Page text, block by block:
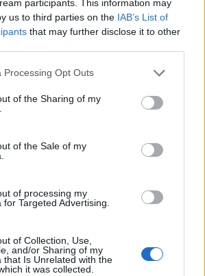
participants. This information may
us to third parties on the IAB’s List of
that may further disclose it to other
website/app uses one or more Google
or usage behaviour. You may click to
to Google and its third-party tags to
specified purposes in below Google
Processing Opt Outs
of the Sharing of my
of the Sale of my
of processing my
Targeted Advertising.
of Collection, Use,
and/or Sharing of my
that Is Unrelated with the
it was collected.
Det står mellom meg og Kristen
Hvem som går avgjøres ikke før i
behandling av fysioterapeuten i
i beina er den samme som den
kropp best. Og det gjelder å
vurdere hva man kan prestere.
vinner gull. Jeg blir ikke med